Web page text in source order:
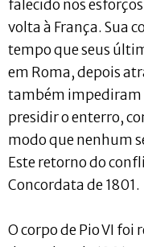
falecido nos
volta à França. Sua
tempo que seus
em Roma, depois
também impediram
presidir o enterro,
modo que nenhum
Este retorno do
Concordata de 1801.
O corpo de Pio VI foi